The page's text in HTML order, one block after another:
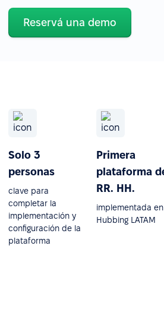
Reservá una demo
Solo 3
personas
clave para
completar la
implementación y
configuración de la
plataforma
Primera
plataforma
RR. HH.
implementada en
Hubbing LATAM